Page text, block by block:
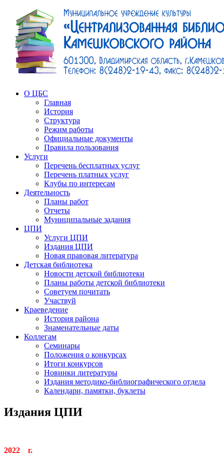
О ЦБС
Главная
История
Структура
Режим работы
Официальные документы
Правила пользования
Услуги
Перечень бесплатных услуг
Перечень платных услуг
Клубы по интересам
Деятельность
Планы работ
Отчеты
Муниципальные задания
ЦПИ
Услуги ЦПИ
Издания ЦПИ
Новая правовая литература
Детская библиотека
Новости детской библиотеки
Планы работы детской библиотеки
Советуем почитать
Участвуй
Краеведение
История района
Знаменательные даты
Коллегам
Семинары
Положения о конкурсах
Итоги конкурсов
Новинки литературы
Издания методико-библиографического отдела
Календари, памятки, буклеты
Издания ЦПИ
2022 г.